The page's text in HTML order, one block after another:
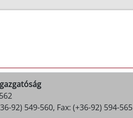
92) 549-560, Fax: (+36-92) 594-565